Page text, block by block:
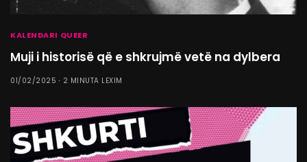
KALENDARI QUEER
Muji i historisë që e shkrujmë vetë na dylbera
01/02/2025 2 MINUTA LEXIM